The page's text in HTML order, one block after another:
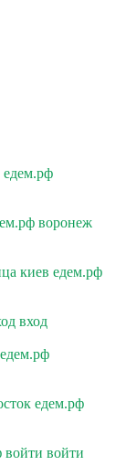
едем.рф
воронеж
киев едем.рф
вход
едем.рф
войти войти